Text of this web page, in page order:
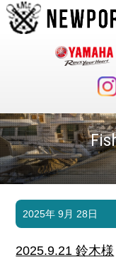
マリンクラブ
マリンライフを堪能したい！
ボート免許
長年の実績と信頼！
2025年 9月 28日
2025.9.21 鈴木様